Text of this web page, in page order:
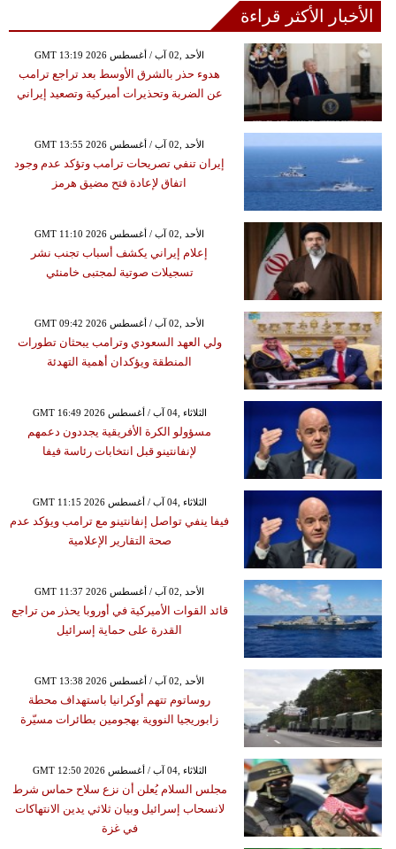
الأخبار الأكثر قراءة
GMT 13:19 2026 الأحد ,02 آب / أغسطس
هدوء حذر بالشرق الأوسط بعد تراجع ترامب
عن الضربة وتحذيرات أميركية وتصعيد إيراني
GMT 13:55 2026 الأحد ,02 آب / أغسطس
إيران تنفي تصريحات ترامب وتؤكد عدم وجود
اتفاق لإعادة فتح مضيق هرمز
GMT 11:10 2026 الأحد ,02 آب / أغسطس
إعلام إيراني يكشف أسباب تجنب نشر
تسجيلات صوتية لمجتبى خامنئي
GMT 09:42 2026 الأحد ,02 آب / أغسطس
ولي العهد السعودي وترامب يبحثان تطورات
المنطقة ويؤكدان أهمية التهدئة
GMT 16:49 2026 الثلاثاء ,04 آب / أغسطس
مسؤولو الكرة الأفريقية يجددون دعمهم
لإنفانتينو قبل انتخابات رئاسة فيفا
GMT 11:15 2026 الثلاثاء ,04 آب / أغسطس
فيفا ينفي تواصل إنفانتينو مع ترامب ويؤكد عدم
صحة التقارير الإعلامية
GMT 11:37 2026 الأحد ,02 آب / أغسطس
قائد القوات الأميركية في أوروبا يحذر من تراجع
القدرة على حماية إسرائيل
GMT 13:38 2026 الأحد ,02 آب / أغسطس
روساتوم تتهم أوكرانيا باستهداف محطة
زابوريجيا النووية بهجومين بطائرات مسيّرة
GMT 12:50 2026 الثلاثاء ,04 آب / أغسطس
مجلس السلام يُعلن أن نزع سلاح حماس شرط
لانسحاب إسرائيل وبيان ثلاثي يدين الانتهاكات
في غزة